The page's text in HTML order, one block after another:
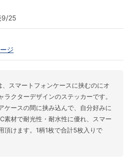
9/25
ジ
、スマートフォンケースに挟むのにオ
ラクターデザインのステッカーです。
ケースの間に挟み込んで、自分好みに
素材で耐光性・耐水性に優れ、スマー
頂けます。1柄1枚で合計5枚入りで